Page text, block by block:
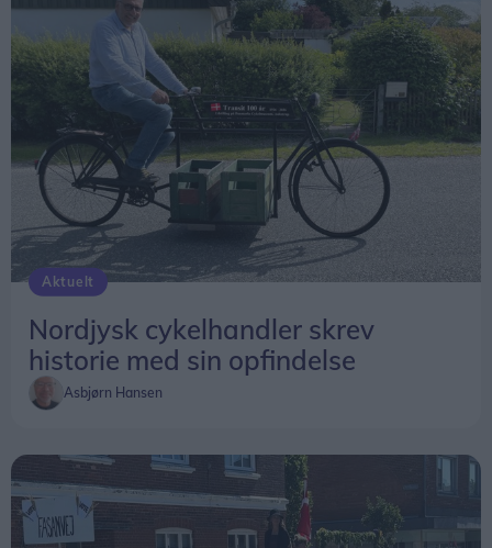
Aktuelt
Nordjysk cykelhandler skrev
historie med sin opfindelse
Asbjørn Hansen